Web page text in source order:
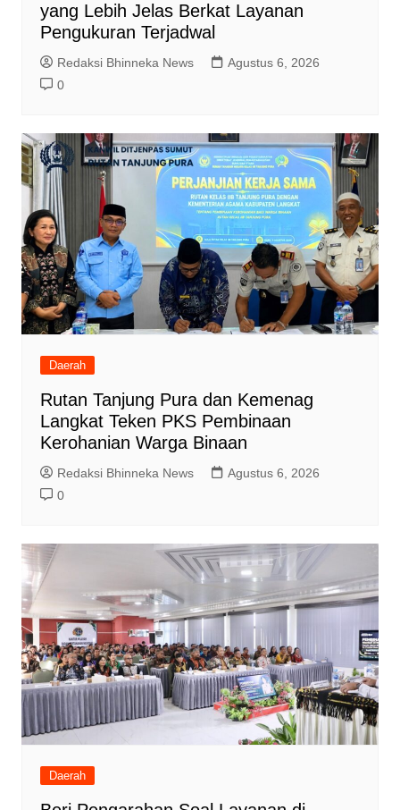
yang Lebih Jelas Berkat Layanan
Pengukuran Terjadwal
Redaksi Bhinneka News
Agustus 6, 2026
0
Daerah
Rutan Tanjung Pura dan Kemenag
Langkat Teken PKS Pembinaan
Kerohanian Warga Binaan
Redaksi Bhinneka News
Agustus 6, 2026
0
Daerah